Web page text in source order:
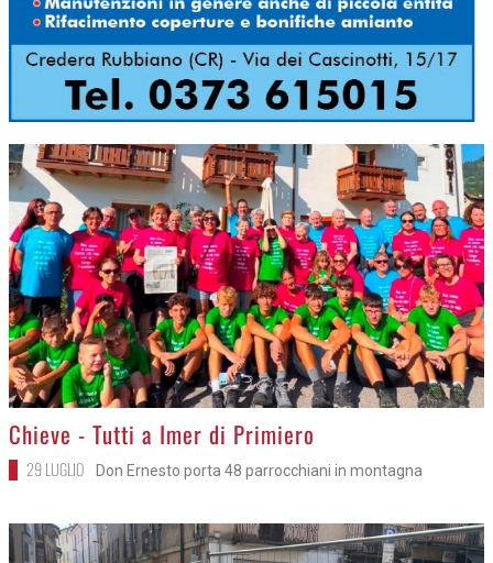
>
Chieve - Tutti a Imer di Primiero
29 LUGLIO Don Ernesto porta 48 parrocchiani in montagna